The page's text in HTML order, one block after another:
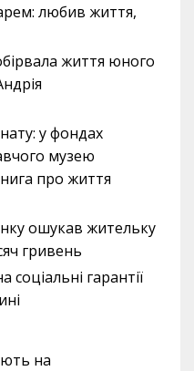
любив життя,
життя юного
у фондах
музею
про життя
ошукав жительку
гривень
гарантії
на